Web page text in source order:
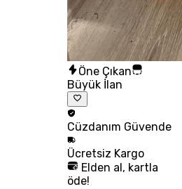
Öne Çıkan
Büyük İlan
Cüzdanım Güvende
Ücretsiz Kargo
Elden al, kartla
öde!